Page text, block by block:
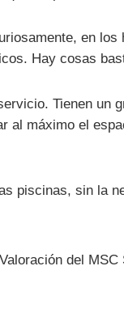
en
Hay cosas
Tienen un
máximo el
piscinas, sin la